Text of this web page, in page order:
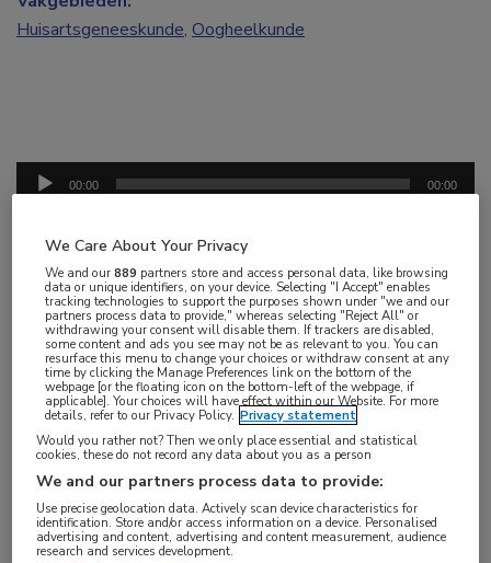
Audiospeler
00:00 00:00
(droge ogen en blefaritis’ in 2023 kwamen veel
kijkersvragen binnen over het onderwerp
ooglidhygiëne.Daarom hebben wij besloten om
hier specifiek een podcast over te maken.
Oogarts Jelle Vehof gaat onder meer in op de
reiniging van de oogleden, het gebruik van een
warmtemasker en het masseren van de oogleden.
Luister hier naar het gesprek tussen Jelle Vehof en
Tom van ‘t Hek. Deze podcast duurt 20 minuten.
Huisartsgeneeskunde, Oogheelkunde
We Care About Your Privacy
We and our889 partners store and access personal data, like browsing
data or unique identifiers, on your device. Selecting "I Accept" enables
tracking technologies to support the purposes shown under "we and our
partners process data to provide," whereas selecting "Reject All" or
withdrawing your consent will disable them. If trackers are disabled,
some content and ads you see may not be as relevant to you. You can
resurface this menu to change your choices or withdraw consent at any
time by clicking the Manage Preferences link on the bottom of the
webpage [or the floating icon on the bottom-left of the webpage, if
applicable]. Your choices will have effect within our Website. For more
details, refer to our Privacy Policy. Privacy statement
Would you rather not? Then we only place essential and statistical
cookies, these do not record any data about you as a person
We and our partners process data to provide:
Use precise geolocation data. Actively scan device characteristics for
identification. Store and/or access information on a device. Personalised
advertising and content, advertising and content measurement, audience
research and services development.